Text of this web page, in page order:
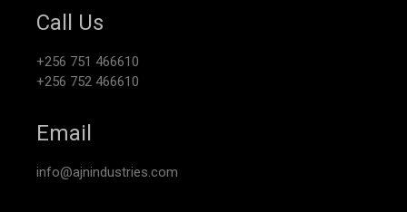
Call Us
+256 751 466610
+256 752 466610
Email
info@ajnindustries.com